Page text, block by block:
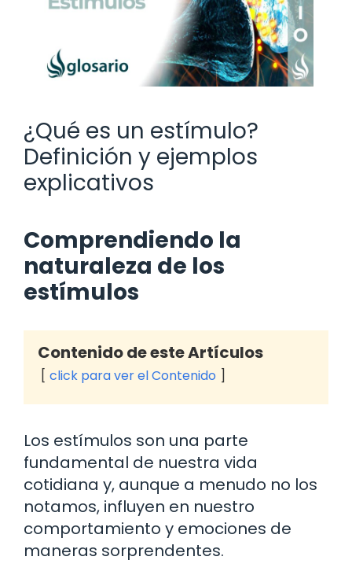
¿Qué es un estímulo?
Definición y ejemplos
explicativos
Comprendiendo la
naturaleza de los
estímulos
Contenido de este Artículos
click para ver el Contenido
Los estímulos son una parte
fundamental de nuestra vida
cotidiana y, aunque a menudo no los
notamos, influyen en nuestro
comportamiento y emociones de
maneras sorprendentes.